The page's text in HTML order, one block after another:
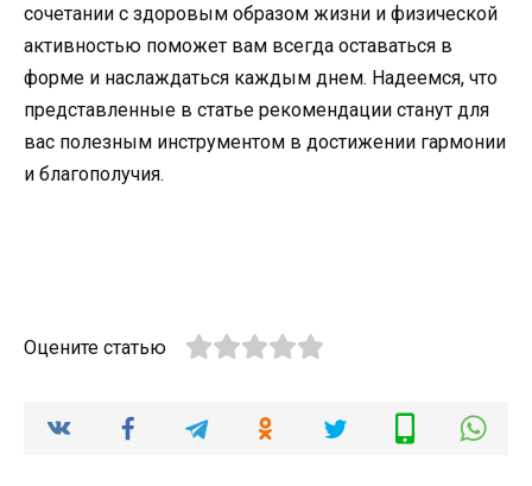
сочетании с здоровым образом жизни и физической
активностью поможет вам всегда оставаться в
форме и наслаждаться каждым днем. Надеемся, что
представленные в статье рекомендации станут для
вас полезным инструментом в достижении гармонии
и благополучия.
Оцените статью